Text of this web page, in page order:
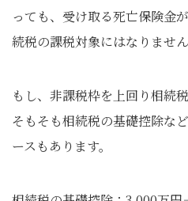
っても、受け取る死亡保険金
続税の課税対象にはなりません
もし、非課税枠を上回り相続
そもそも相続税の基礎控除な
ースもあります。